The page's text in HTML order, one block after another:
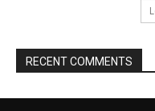
RECENT COMMENTS